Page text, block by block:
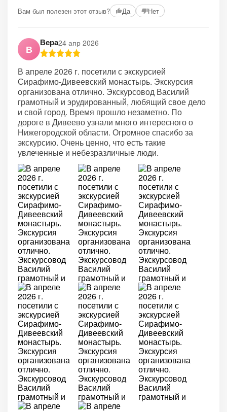
Вам был полезен этот отзыв? Да Нет
В
Вера24 апр 2026
В апреле 2026 г. посетили с экскурсией
Сирафимо-Дивеевский монастырь. Экскурсия
организована отлично. Экскурсовод Василий
грамотный и эрудированный, любящий свое дело
и свой город. Время прошло незаметно. По
дороге в Дивеево узнали много интересного о
Нижегородской области. Огромное спасибо за
экскурсию. Очень ценно, что есть такие
увлеченные и небезразличные люди.